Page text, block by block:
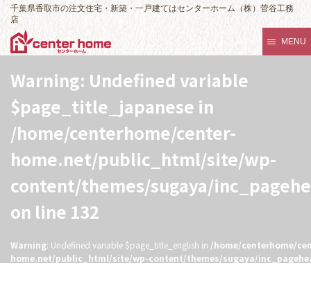
千葉県香取市の注文住宅・新築・一戸建てはセンターホーム（株）菅谷工務
店
MENU
Warning: Undefined variable
$page_title_japanese in
/home/centerhome/center-
home.net/public_html/site/wp-
content/themes/sugaya/
on line 132
Warning: Undefined variable $page_title_english in /home/centerhome/
home.net/public_html/site/wp-content/themes/sugaya/